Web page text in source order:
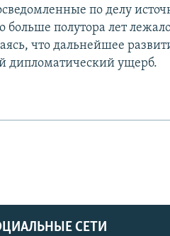
по делу
больше полутора лет
что дальнейшее
дипломатический ущерб.
СЕТИ